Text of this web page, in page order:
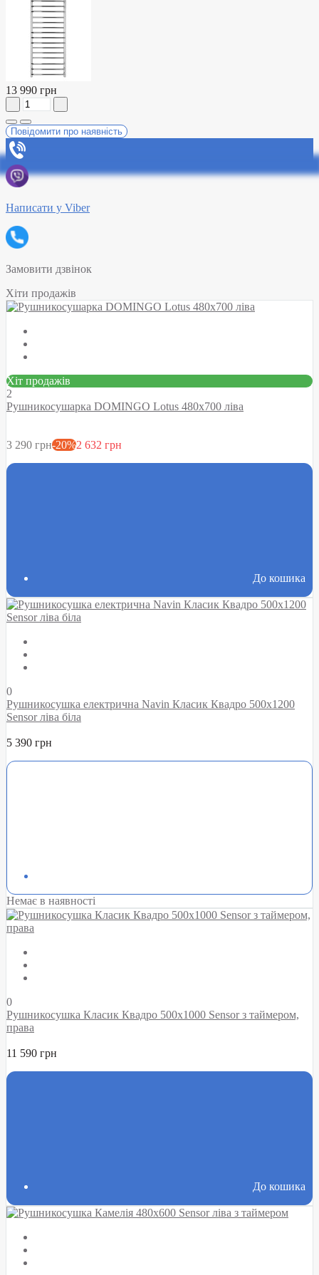
13 990 грн
Повідомити про наявність
Написати у Viber
Замовити дзвінок
Хіти продажів
Хіт продажів
2
Рушникосушарка DOMINGO Lotus 480х700 ліва
3 290 грн-20%2 632 грн
До кошика
0
Рушникосушка електрична Navin Класик Квадро 500х1200
Sensor ліва біла
5 390 грн
Немає в наявності
0
Рушникосушка Класик Квадро 500х1000 Sensor з таймером,
права
11 590 грн
До кошика